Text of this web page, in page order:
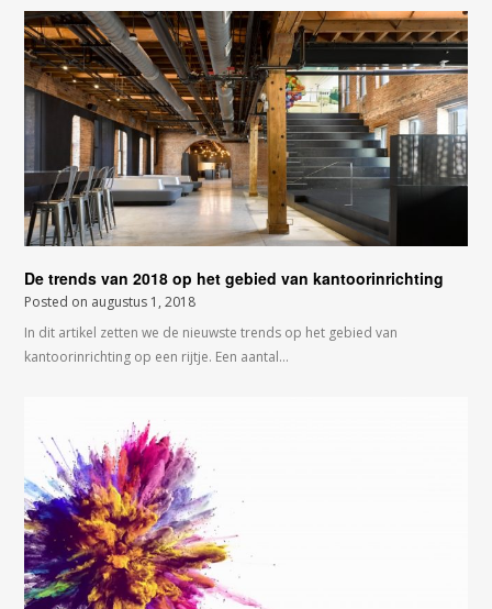
De trends van 2018 op het gebied van kantoorinrichting
Posted on augustus 1, 2018
In dit artikel zetten we de nieuwste trends op het gebied van
kantoorinrichting op een rijtje. Een aantal…